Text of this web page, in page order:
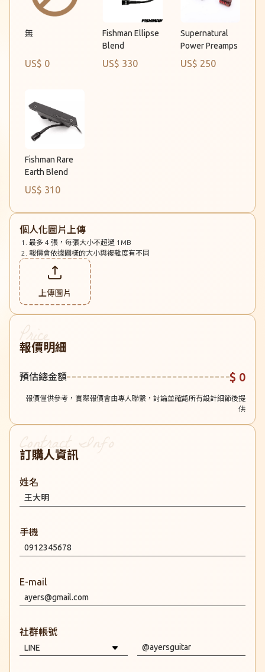
無
US$ 0
Fishman Ellipse
Blend
US$ 330
Supernatural
Power Preamps
US$ 250
Fishman Rare
Earth Blend
US$ 310
個人化圖片上傳
最多 4 張，每張大小不超過 1MB
報價會依據圖樣的大小與複雜度有不同
上傳圖片
報價明細
預估總金額 $ 0
報價僅供參考，實際報價會由專人聯繫，討論並確認所有設計細節後提
供
訂購人資訊
姓名
手機
E-mail
社群帳號